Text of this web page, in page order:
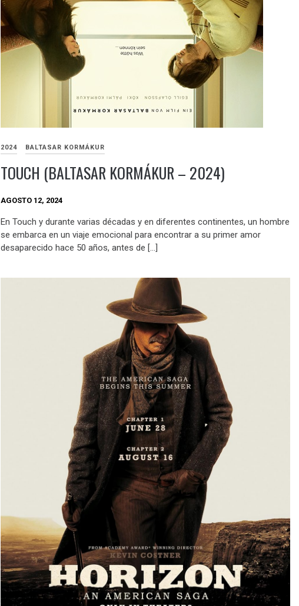
2024 BALTASAR KORMÁKUR
TOUCH (BALTASAR KORMÁKUR – 2024)
AGOSTO 12, 2024
En Touch y durante varias décadas y en diferentes continentes, un hombre
se embarca en un viaje emocional para encontrar a su primer amor
desaparecido hace 50 años, antes de […]